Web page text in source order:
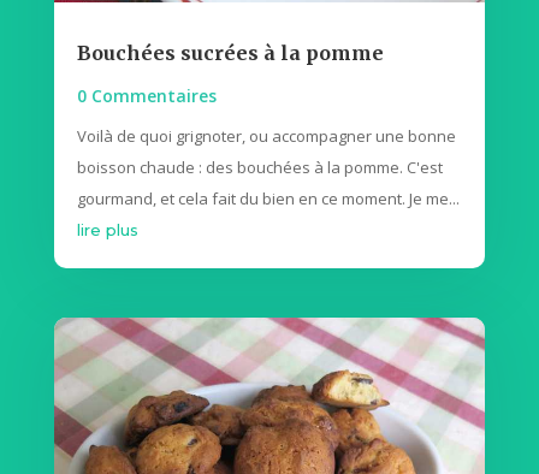
Bouchées sucrées à la pomme
0 Commentaires
Voilà de quoi grignoter, ou accompagner une bonne
boisson chaude : des bouchées à la pomme. C'est
gourmand, et cela fait du bien en ce moment. Je me...
lire plus